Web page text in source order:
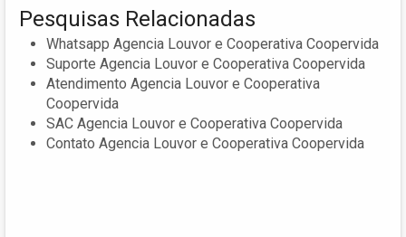
Pesquisas Relacionadas
Whatsapp Agencia Louvor e Cooperativa Coopervida
Suporte Agencia Louvor e Cooperativa Coopervida
Atendimento Agencia Louvor e Cooperativa
Coopervida
SAC Agencia Louvor e Cooperativa Coopervida
Contato Agencia Louvor e Cooperativa Coopervida